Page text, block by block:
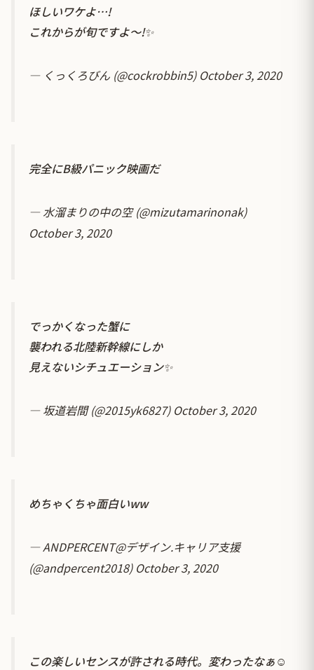
ほしいワケよ…!
これからが旬ですよ～!✨
— くっくろびん (@cockrobbin5) October 3, 2020
完全にB級パニック映画だ
— 水溜まりの中の空 (@mizutamarinonak)
October 3, 2020
でっかくなった蟹に
襲われる北陸新幹線にしか
見えないシチュエーション✨
— 坂道岩間 (@2015yk6827) October 3, 2020
めちゃくちゃ面白いww
— ANDPERCENT@デザイン.キャリア支援
(@andpercent2018) October 3, 2020
この楽しいセンスが許される時代。変わったなぁ☺️